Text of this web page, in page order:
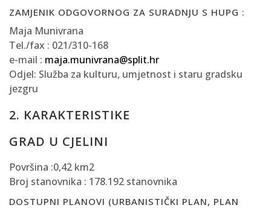
ZAMJENIK ODGOVORNOG ZA SURADNJU S HUPG :
Maja Munivrana
Tel./fax : 021/310-168
e-mail : maja.munivrana@split.hr
Odjel: Služba za kulturu, umjetnost i staru gradsku
jezgru
2. KARAKTERISTIKE
GRAD U CJELINI
Površina :0,42 km2
Broj stanovnika : 178.192 stanovnika
DOSTUPNI PLANOVI (URBANISTIČKI PLAN, PLAN